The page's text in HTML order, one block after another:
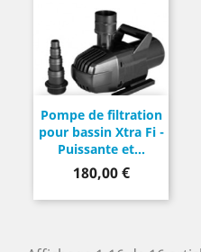
Pompe de filtration
pour bassin Xtra Fi -
Puissante et...
Prix
180,00 €